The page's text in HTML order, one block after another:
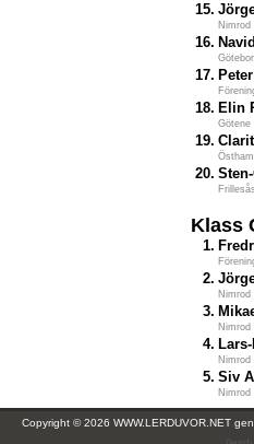
15.
16.
17.
18. Elin
19.
20.
Klass
1.
2.
3.
4.
5. Siv
Copyright © 2026 WWW.LERDUVOR.NET